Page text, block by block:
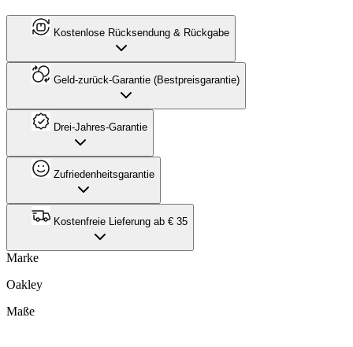
Kostenlose Rücksendung & Rückgabe
Geld-zurück-Garantie (Bestpreisgarantie)
Drei-Jahres-Garantie
Zufriedenheitsgarantie
Kostenfreie Lieferung ab € 35
Marke
Oakley
Maße